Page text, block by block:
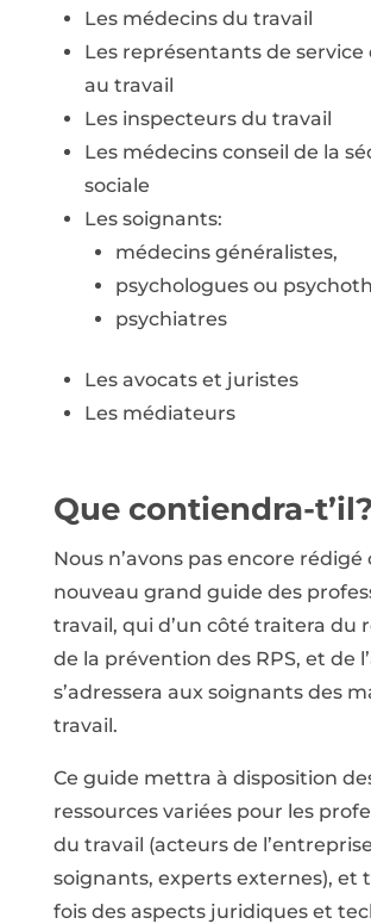
Les médecins du travail
Les représentants de service
au travail
Les inspecteurs du travail
Les médecins conseil de la
sociale
Les soignants:
médecins généralistes,
psychologues ou
psychiatres
Les avocats et juristes
Les médiateurs
Que contiendra-t’il?
Nous n’avons pas encore rédigé
nouveau grand guide des
travail, qui d’un côté traitera du
de la prévention des RPS, et de
s’adressera aux soignants des
travail.
Ce guide mettra à disposition
ressources variées pour les
du travail (acteurs de
soignants, experts externes), et
fois des aspects juridiques et